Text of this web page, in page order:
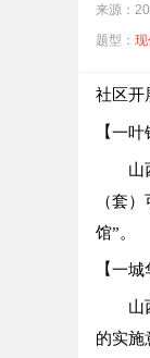
天空，
这
【
长篇
（1）
（2）
成
【 活动
（1）
【活动
（2）
小
小
小
来源：
题型：
社区开
【一叶
山
（套
馆”。
【一城
山
的实施